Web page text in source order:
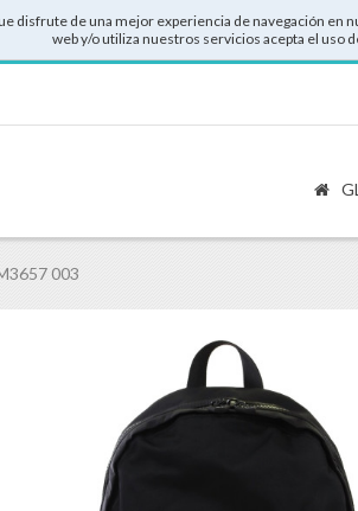
disfrute de una mejor experiencia de navegación en
web y/o utiliza nuestros servicios acepta el uso
003